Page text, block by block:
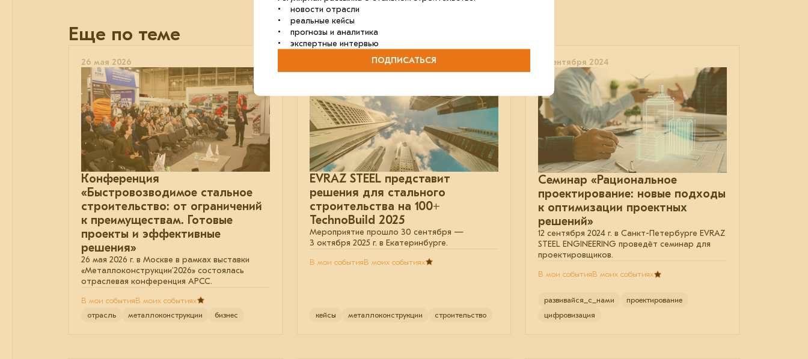
Еще по теме
26 мая 2026
Конференция
«Быстровозводимое стальное
строительство: от ограничений
к преимуществам. Готовые
проекты и эффективные
решения»
26 мая 2026 г. в Москве в рамках выставки
«Металлоконструкции’2026» состоялась
отраслевая конференция АРСС.
В мои событияВ моих событиях
отрасль
металлоконструкции бизнес
30 сентября 2025
EVRAZ STEEL представит
решения для стального
строительства на 100+
TechnoBuild 2025
Мероприятие прошло 30 сентября —
3 октября 2025 г. в Екатеринбурге.
В мои событияВ моих событиях
кейсы металлоконструкции строительство
12 сентября 2024
Семинар «Рациональное
проектирование: новые подходы
к оптимизации проектных
решений»
12 сентября 2024 г. в Санкт-Петербурге EVRAZ
STEEL ENGINEERING проведёт семинар для
проектировщиков.
В мои событияВ моих событиях
развивайся_с_нами
проектирование
цифровизация
• новости отрасли
• реальные кейсы
• прогнозы и аналитика
• экспертные интервью
ПОДПИСАТЬСЯ